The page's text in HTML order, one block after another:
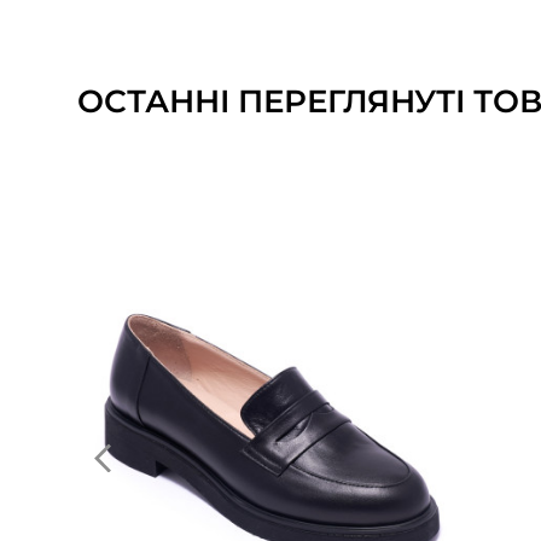
ОСТАННІ ПЕРЕГЛЯНУТІ